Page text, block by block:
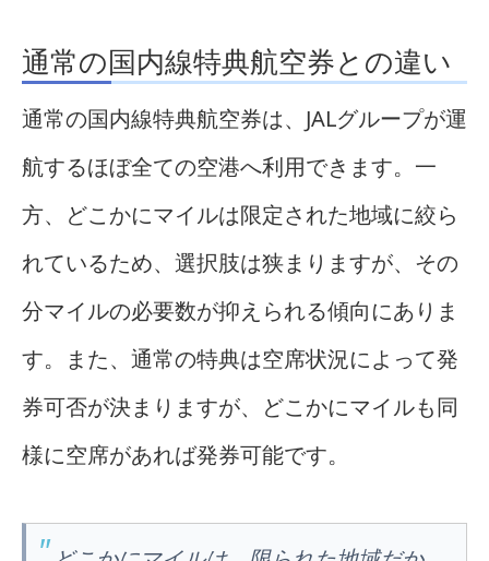
通常の国内線特典航空券との違い
通常の国内線特典航空券は、JALグループが運
航するほぼ全ての空港へ利用できます。一
方、どこかにマイルは限定された地域に絞ら
れているため、選択肢は狭まりますが、その
分マイルの必要数が抑えられる傾向にありま
す。また、通常の特典は空席状況によって発
券可否が決まりますが、どこかにマイルも同
様に空席があれば発券可能です。